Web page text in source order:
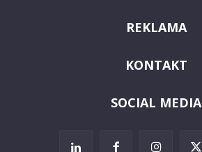
REKLAMA
KONTAKT
SOCIAL MEDIA